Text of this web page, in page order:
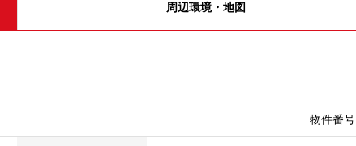
周辺環境・地図
物件番号